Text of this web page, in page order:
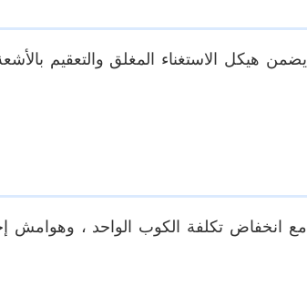
يضمن هيكل الاستغناء المغلق والتعقيم
مع انخفاض تكلفة الكوب الواحد ، وهوامش